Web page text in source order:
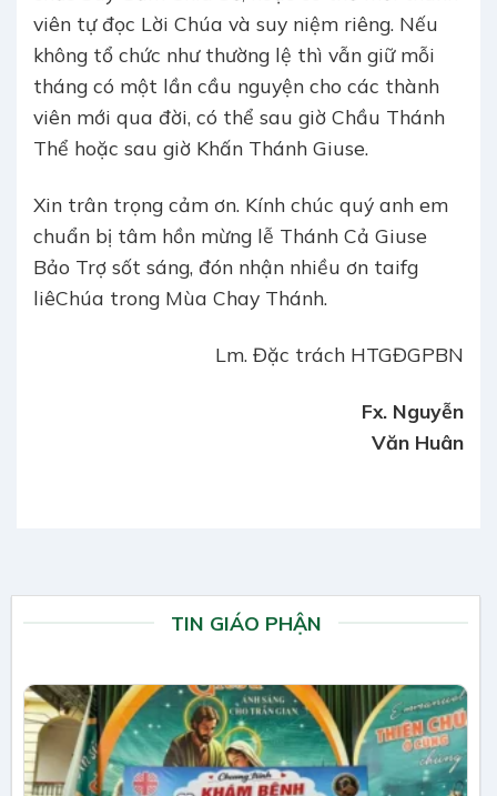
viên tự đọc Lời Chúa và suy niệm riêng. Nếu
không tổ chức như thường lệ thì vẫn giữ mỗi
tháng có một lần cầu nguyện cho các thành
viên mới qua đời, có thể sau giờ Chầu Thánh
Thể hoặc sau giờ Khấn Thánh Giuse.
Xin trân trọng cảm ơn. Kính chúc quý anh em
chuẩn bị tâm hồn mừng lễ Thánh Cả Giuse
Bảo Trợ sốt sáng, đón nhận nhiều ơn taifg
liêChúa trong Mùa Chay Thánh.
Lm. Đặc trách HTGĐGPBN
Fx. Nguyễn
Văn Huân
TIN GIÁO PHẬN